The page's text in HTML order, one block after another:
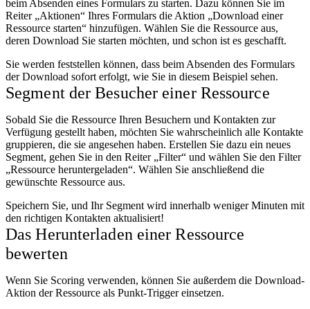
beim Absenden eines Formulars zu starten. Dazu können Sie im
Reiter „Aktionen“ Ihres Formulars die Aktion „Download einer
Ressource starten“ hinzufügen. Wählen Sie die Ressource aus,
deren Download Sie starten möchten, und schon ist es geschafft.
Sie werden feststellen können, dass beim Absenden des Formulars
der Download sofort erfolgt, wie Sie in diesem Beispiel sehen.
Segment der Besucher einer Ressource
Sobald Sie die Ressource Ihren Besuchern und Kontakten zur
Verfügung gestellt haben, möchten Sie wahrscheinlich alle Kontakte
gruppieren, die sie angesehen haben. Erstellen Sie dazu ein neues
Segment, gehen Sie in den Reiter „Filter“ und wählen Sie den Filter
„Ressource heruntergeladen“. Wählen Sie anschließend die
gewünschte Ressource aus.
Speichern Sie, und Ihr Segment wird innerhalb weniger Minuten mit
den richtigen Kontakten aktualisiert!
Das Herunterladen einer Ressource
bewerten
Wenn Sie Scoring verwenden, können Sie außerdem die Download-
Aktion der Ressource als Punkt-Trigger einsetzen.